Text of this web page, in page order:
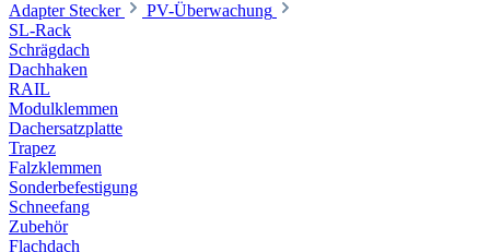
Adapter Stecker
PV-Überwachung
SL-Rack
Schrägdach
Dachhaken
RAIL
Modulklemmen
Dachersatzplatte
Trapez
Falzklemmen
Sonderbefestigung
Schneefang
Zubehör
Flachdach